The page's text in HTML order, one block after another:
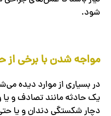
شود.
مواجه شدن با برخی از
در بسیاری از موارد دیده
یک حادثه مانند تصادف و
دچار شکستگی دندان و یا